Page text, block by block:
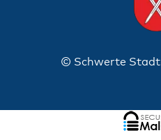
© Schwerte